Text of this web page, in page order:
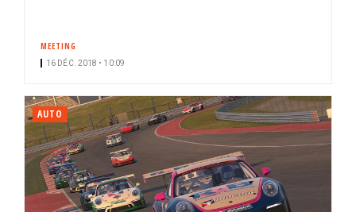
MEETING
16 DÉC. 2018 • 10:09
AUTO